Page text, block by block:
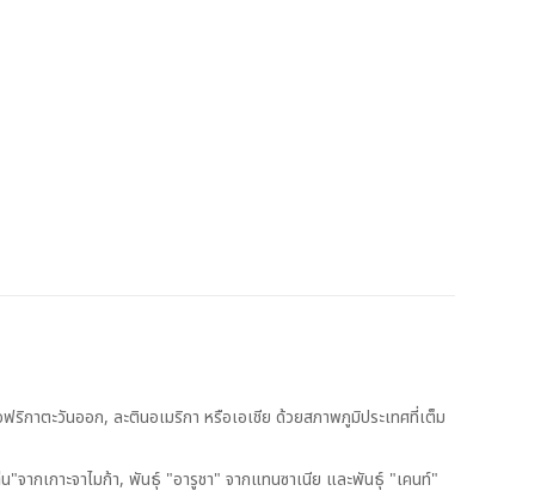
าตะวันออก, ละตินอเมริกา หรือเอเชีย ด้วยสภาพภูมิประเทศที่เต็ม
ากเกาะจาไมก้า, พันธุ์ "อารูชา" จากแทนซาเนีย และพันธุ์ "เคนท์"